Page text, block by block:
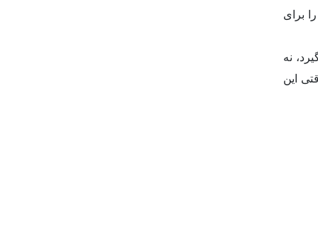
برای
نه
این